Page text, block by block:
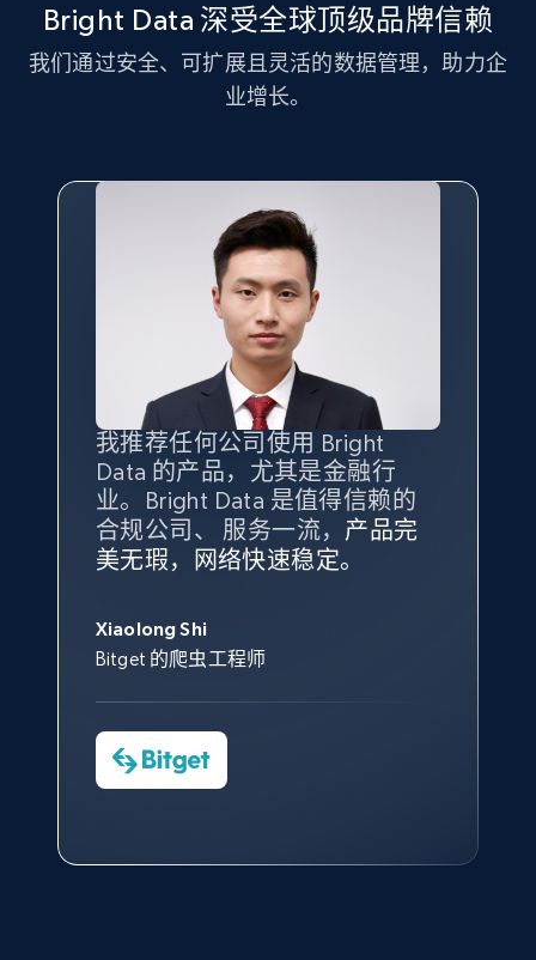
LinkedIn posts - Discover new posts
1.5K+
X (formerly Twitter) - Posts
ID, User posted, Name, Description, Date
posted, Photos, URL, Quoted post, and more.
10.3K+ 1.2K+ 注册使用
Twitter posts URLs
ID, User posted, Name, Description, Date
10.3K+ 1.2K+
X (formerly Twitter) - Posts - Getting x
Bright Data 深受全球顶级品牌信赖
我们通过安全、可扩展且灵活的数据管理，助力企
业增长。
我推荐任何公司使用 Bright
Data 的产品，尤其是金融行
业。Bright Data 是值得信赖的
合规公司、 服务一流， 产品完
美无瑕，网络快速稳定。
Xiaolong Shi
Bitget 的爬虫工程师
Bright Data 拥有自有代理基础
设施，助您持续获取网络数据。
帮助您轻松绕过烦人的验证码
（CAPTCHA）。
数据科学专家
根据我的使用体验，Bright Data
的服务价值不可估量。Bright
共网络数据以满足需求，并通过
其支持团队和开发团队，让我们
Charmagne Cruz
—— Shopee Philippines Inc. 报告与分析、
最重要的是拥有质量 最好、
最多的数据，而这正是 Bright
Data 和 tgndata 发挥作用的地
方。
tgndata 的首席执行官 (CEO)
我们对 Bright Data 的可靠性印
象深刻，对整体服务也非常满
沟通，他的协助对我们非常有帮
助。
Convert Group 的 CTO
我们对与 Bright Data 的合作感
到非常满意。各方面都很不错，
服务和支持团队也非常认可。